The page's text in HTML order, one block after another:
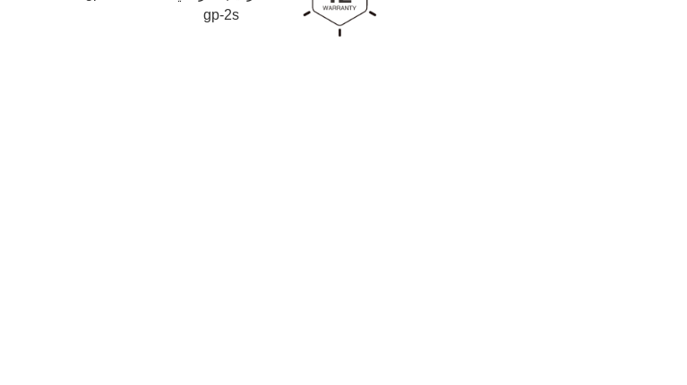
خيارًا موثوقًا لتركيب الألواح الشمسية في